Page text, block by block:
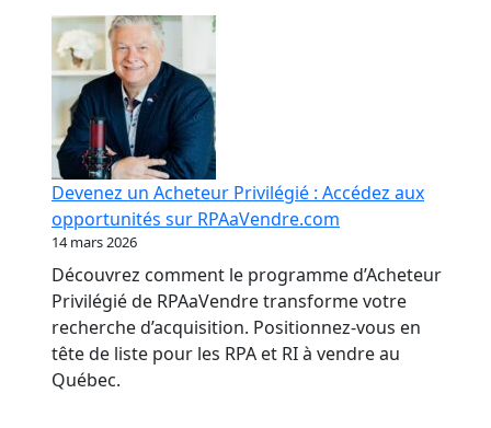
RPA
:
La
paperasse
et
l’opacité,
meilleures
amies
des
fraudeurs
Devenez un Acheteur Privilégié : Accédez aux
opportunités sur RPAaVendre.com
14 mars 2026
Découvrez comment le programme d’Acheteur
Privilégié de RPAaVendre transforme votre
recherche d’acquisition. Positionnez-vous en
tête de liste pour les RPA et RI à vendre au
Québec.